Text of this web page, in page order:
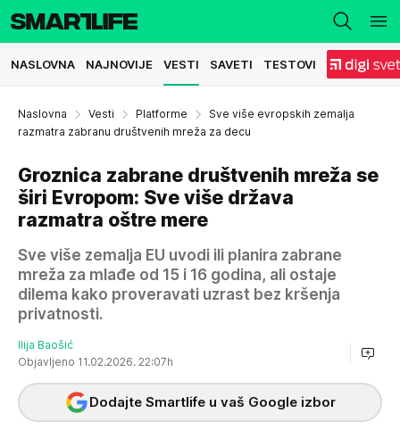
NASLOVNA NAJNOVIJE VESTI SAVETI TESTOVI
Naslovna Vesti Platforme
Sve više evropskih zemalja
razmatra zabranu društvenih mreža za decu
Groznica zabrane društvenih mreža se
širi Evropom: Sve više država
razmatra oštre mere
Sve više zemalja EU uvodi ili planira zabrane
mreža za mlađe od 15 i 16 godina, ali ostaje
dilema kako proveravati uzrast bez kršenja
privatnosti.
Ilija Baošić
Objavljeno 11.02.2026. 22:07h
Dodajte Smartlife u vaš Google izbor